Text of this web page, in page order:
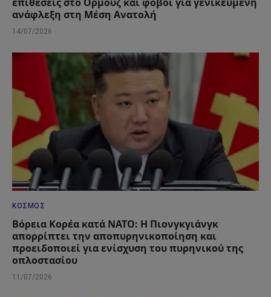
ανάφλεξη στη Μέση Ανατολή
14/07/2026
ΚΌΣΜΟΣ
Βόρεια Κορέα κατά ΝΑΤΟ: Η Πιονγκγιάνγκ
απορρίπτει την αποπυρηνικοποίηση και
προειδοποιεί για ενίσχυση του πυρηνικού της
οπλοστασίου
11/07/2026